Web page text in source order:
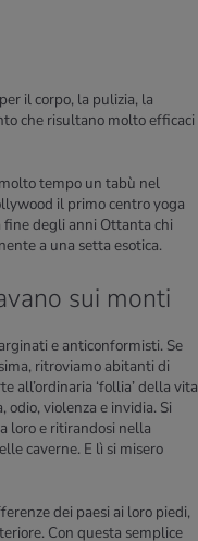
il corpo, la pulizia, la
che risultano molto efficaci
tempo un tabù nel
il primo centro yoga
degli anni Ottanta chi
a una setta esotica.
sui monti
e anticonformisti. Se
ritroviamo abitanti di
all’ordinaria ‘follia’ della vita
violenza e invidia. Si
loro e ritirandosi nella
caverne. E lì si misero
dei paesi ai loro piedi,
Con questa semplice